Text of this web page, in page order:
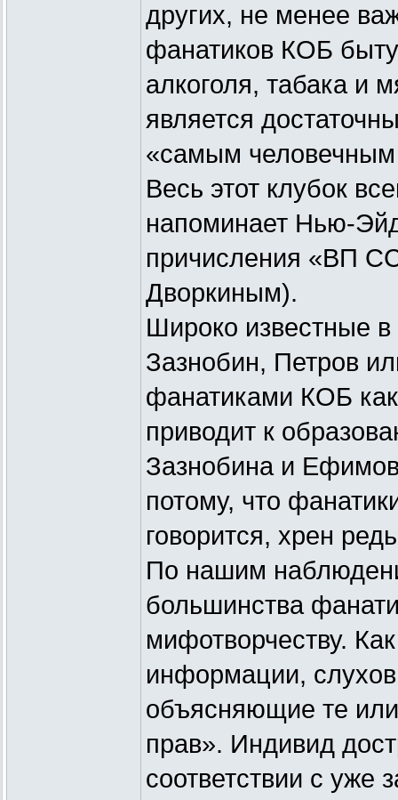
других, не менее
фанатиков КОБ
алкоголя, табака и
является
«самым человечным
Весь этот клубок
напоминает Нью-
причисления «ВП
Дворкиным).
Широко известные в
Зазнобин, Петров
фанатиками КОБ
приводит к
Зазнобина и
потому, что
говорится, хрен
По нашим
большинства
мифотворчеству.
информации,
объясняющие те
прав». Индивид
соответствии с уже